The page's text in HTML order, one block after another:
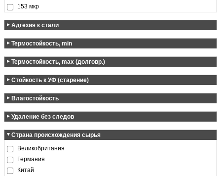
153 мкр
Адгезия к стали
1.5 Н/см²
1.56 Н/см²
1.6 Н/см²
2 Н/см²
2.1 Н/см²
2.48 Н/см²
3.2 Н/см²
Термостойкость, min
0 °C
- 20 °C
Термостойкость, max (долговр.)
+ 60 °C
+ 70 °C
+ 80 °C
Стойкость к УФ (старение)
Отлично
Влагостойкость
Отлично
Удаление без следов
Отлично
Страна происхождения сырья
Великобритания
Германия
Китай